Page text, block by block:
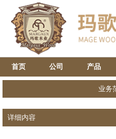
首页 公司 产品
业务
详细内容